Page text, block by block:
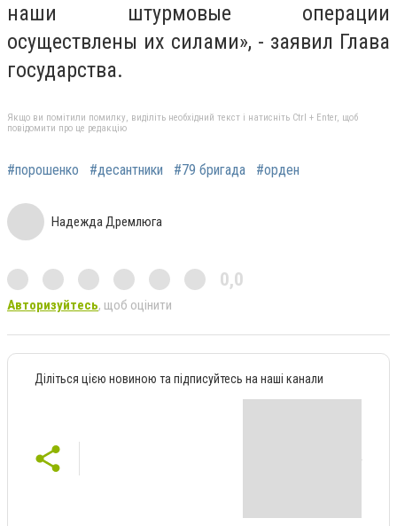
наши штурмовые операции
осуществлены их силами», - заявил Глава
государства.
Якщо ви помітили помилку, виділіть необхідний текст і натисніть Ctrl + Enter, щоб
повідомити про це редакцію
#порошенко #десантники #79 бригада #орден
Надежда Дремлюга
0,0
Авторизуйтесь, щоб оцінити
Діліться цією новиною та підписуйтесь на наші канали